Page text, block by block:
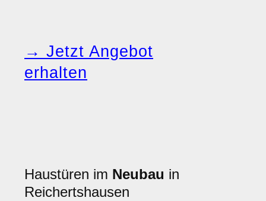
→ Jetzt Angebot
erhalten
Haustüren im Neubau in
Reichertshausen